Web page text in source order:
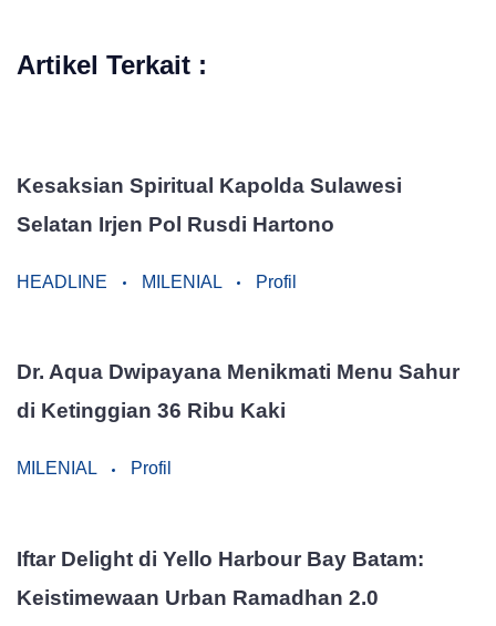
Artikel Terkait :
Kesaksian Spiritual Kapolda Sulawesi
Selatan Irjen Pol Rusdi Hartono
HEADLINE MILENIAL Profil
Dr. Aqua Dwipayana Menikmati Menu Sahur
di Ketinggian 36 Ribu Kaki
MILENIAL Profil
Iftar Delight di Yello Harbour Bay Batam:
Keistimewaan Urban Ramadhan 2.0